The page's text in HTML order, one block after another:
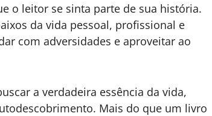
o leitor se sinta parte de sua história.
da vida pessoal, profissional e
com adversidades e aproveitar ao
a verdadeira essência da vida,
Mais do que um livro